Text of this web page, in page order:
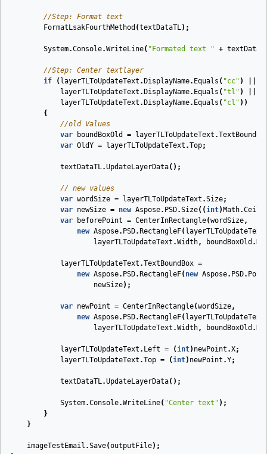
//Step: Format text
FormatLsakFourthMethod (textDataTL);
System.Console.WriteLine( "Formated text " +
//Step: Center textlayer
if
( layerTLToUpdateText . DisplayName. Equals ( "cc" )
layerTLToUpdateText . DisplayName. Equals ( "tl" )
layerTLToUpdateText . DisplayName. Equals ( "cl" ))
{
//old Values
var
boundBoxOld = layerTLToUpdateText .
var OldY = layerTLToUpdateText .Top;
textDataTL.UpdateLayerData();
// new values
var wordSize = layerTLToUpdateText .Size;
var newSize = new Aspose. PSD.Size((int) Math.
var
beforePoint = CenterInRectangle(wordSize,
new Aspose. PSD. RectangleF( layerTLToUpdateText
layerTLToUpdateText .Width, boundBoxOld .
layerTLToUpdateText .TextBoundBox =
new Aspose. PSD. RectangleF( new Aspose. PSD.
newSize);
var newPoint = CenterInRectangle(wordSize,
new Aspose. PSD. RectangleF( layerTLToUpdateText
layerTLToUpdateText .Width, boundBoxOld .
layerTLToUpdateText . Left = (int) newPoint .X;
layerTLToUpdateText .Top = (int) newPoint .Y;
textDataTL.UpdateLayerData();
System.Console.WriteLine( "Center text" );
}
}
imageTestEmail .Save(outputFile);